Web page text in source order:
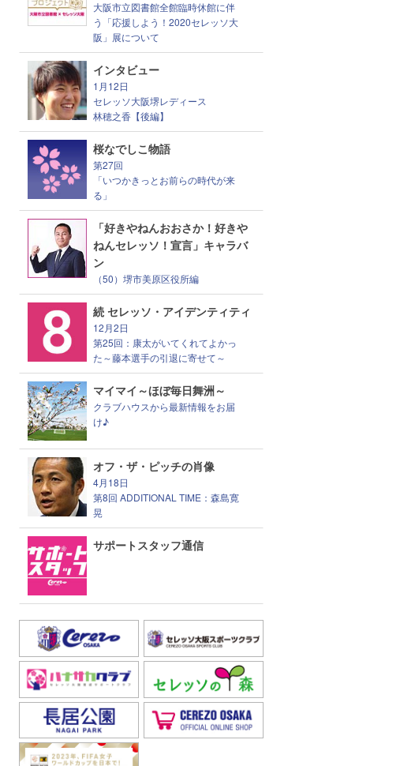
大阪市立図書館全館臨時休館に伴
う「応援しよう！2020セレッソ大
阪」展について
インタビュー
1月12日
セレッソ大阪堺レディース
林穂之香【後編】
桜なでしこ物語
第27回
「いつかきっとお前らの時代が来
る」
「好きやねんおおさか！好きや
ねんセレッソ！宣言」キャラバ
ン
（50）堺市美原区役所編
続 セレッソ・アイデンティティ
12月2日
第25回：康太がいてくれてよかっ
た～藤本選手の引退に寄せて～
マイマイ～ほぼ毎日舞洲～
クラブハウスから最新情報をお届
け♪
オフ・ザ・ピッチの肖像
4月18日
第8回 ADDITIONAL TIME：森島寛
晃
サポートスタッフ通信